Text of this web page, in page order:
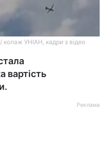
колаж УНІАН, кадри з відео
вартість
Реклама